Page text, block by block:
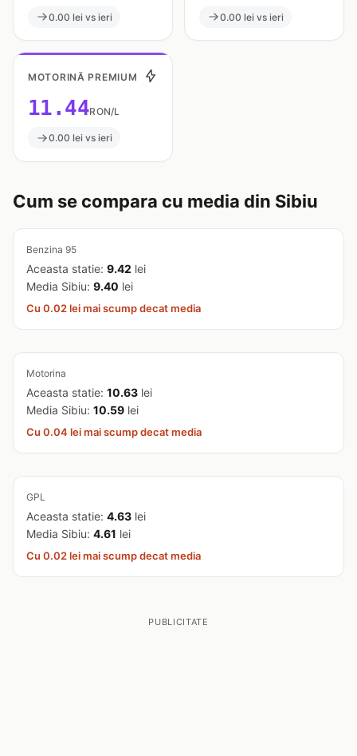
0.00 lei vs ieri 0.00 lei vs ieri
MOTORINĂ PREMIUM
11.44RON/L
0.00 lei vs ieri
Cum se compara cu media din Sibiu
Benzina 95
Aceasta statie: 9.42 lei
Media Sibiu: 9.40 lei
Cu 0.02 lei mai scump decat media
Motorina
Aceasta statie: 10.63 lei
Media Sibiu: 10.59 lei
Cu 0.04 lei mai scump decat media
GPL
Aceasta statie: 4.63 lei
Media Sibiu: 4.61 lei
Cu 0.02 lei mai scump decat media
PUBLICITATE